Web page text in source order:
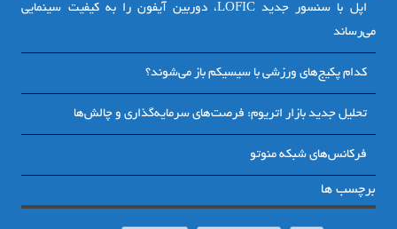
اپل با سنسور جدید LOFIC، دوربین آیفون را به کیفیت سینمایی
می‌رساند
کدام پکیج‌های ورزشی با سیسیکم باز می‌شوند؟
تحلیل جدید بازار اتریوم: فرصت‌های سرمایه‌گذاری و چالش‌ها
فرکانس‌های شبکه منوتو
برچسب ها